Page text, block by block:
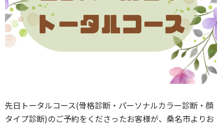
先日トータルコース(骨格診断・パーソナルカラー診断・顔
タイプ診断)のご予約をくださったお客様が、桑名市よりお